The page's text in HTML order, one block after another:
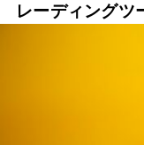
レーディングツ